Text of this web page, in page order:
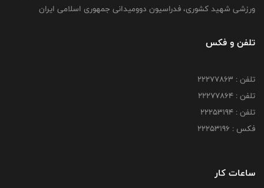
ورزشی شهید کشوری، فدراسیون دوومیدانی جمهوری اسلامی ایران
تلفن و فکس
تلفن : 22277863
تلفن : 22277864
تلفن : 22253194
فکس : 22253196
ساعات کار